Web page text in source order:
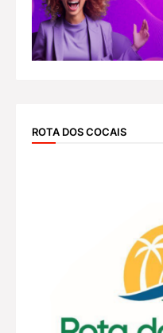
ROTA DOS COCAIS